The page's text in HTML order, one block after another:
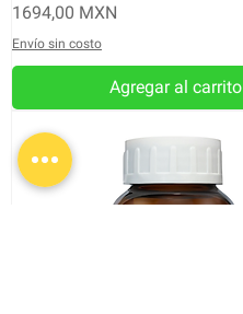
Precio
1694,00 MXN
Envío sin costo
Agregar al carrito